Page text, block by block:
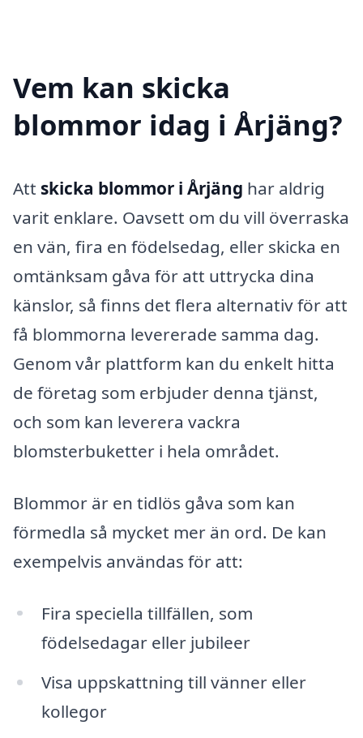
Vem kan skicka
blommor idag i Årjäng?
Att skicka blommor i Årjäng har aldrig
varit enklare. Oavsett om du vill överraska
en vän, fira en födelsedag, eller skicka en
omtänksam gåva för att uttrycka dina
känslor, så finns det flera alternativ för att
få blommorna levererade samma dag.
Genom vår plattform kan du enkelt hitta
de företag som erbjuder denna tjänst,
och som kan leverera vackra
blomsterbuketter i hela området.
Blommor är en tidlös gåva som kan
förmedla så mycket mer än ord. De kan
exempelvis användas för att:
Fira speciella tillfällen, som
födelsedagar eller jubileer
Visa uppskattning till vänner eller
kollegor